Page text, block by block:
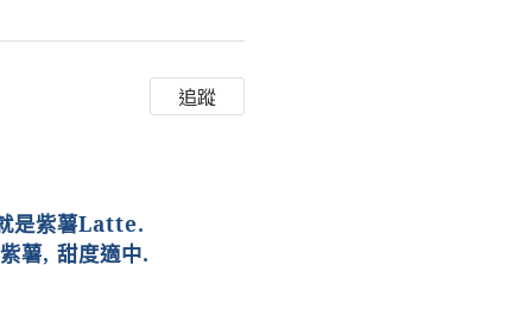
追蹤
是紫薯Latte.
薯, 甜度適中.